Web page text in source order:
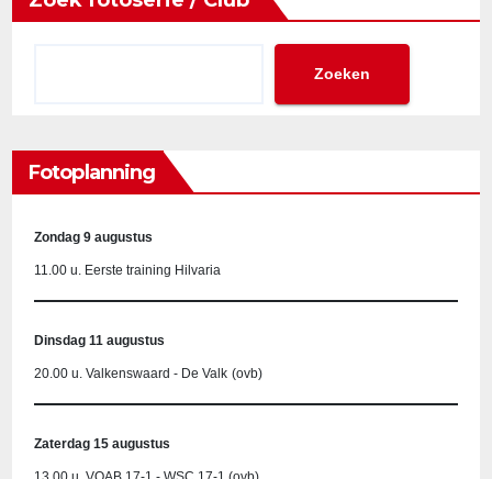
Zoeken
Fotoplanning
Zondag 9 augustus
11.00 u. Eerste training Hilvaria
Dinsdag 11 augustus
20.00 u. Valkenswaard - De Valk (ovb)
Zaterdag 15 augustus